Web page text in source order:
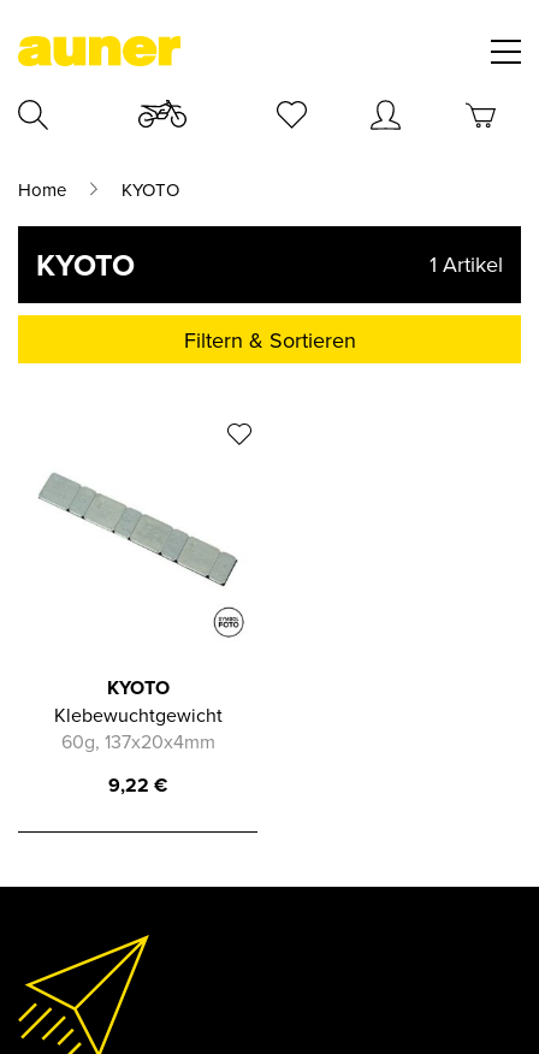
Home KYOTO
KYOTO 1 Artikel
Filtern & Sortieren
KYOTO
Klebewuchtgewicht
60g, 137x20x4mm
9,22 €